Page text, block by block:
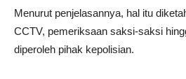
Menurut penjelasannya, hal itu
CCTV, pemeriksaan saksi-saksi
diperoleh pihak kepolisian.